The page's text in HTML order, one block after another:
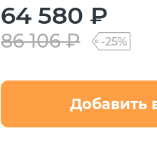
64 580 ₽
86 106 ₽ -25%
Добавить